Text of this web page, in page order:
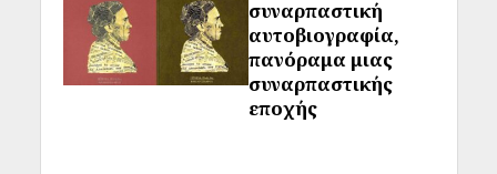
συναρπαστική
αυτοβιογραφία,
πανόραμα μιας
συναρπαστικής
εποχής